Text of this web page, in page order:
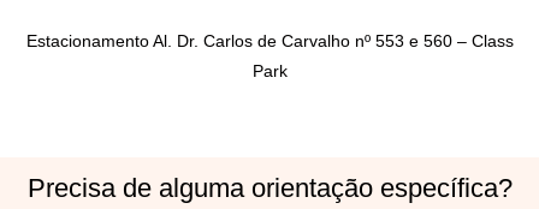
Estacionamento Al. Dr. Carlos de Carvalho nº 553 e 560 – Class
Park
Precisa de alguma orientação específica?